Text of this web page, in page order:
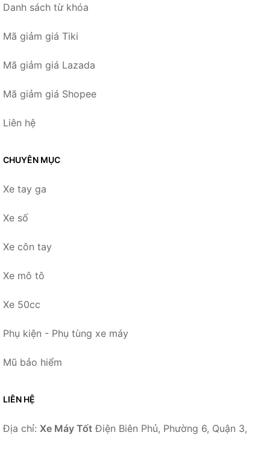
Danh sách từ khóa
Mã giảm giá Tiki
Mã giảm giá Lazada
Mã giảm giá Shopee
Liên hệ
CHUYÊN MỤC
Xe tay ga
Xe số
Xe côn tay
Xe mô tô
Xe 50cc
Phụ kiện - Phụ tùng xe máy
Mũ bảo hiểm
LIÊN HỆ
Địa chỉ: Xe Máy Tốt Điện Biên Phủ, Phường 6, Quận 3,